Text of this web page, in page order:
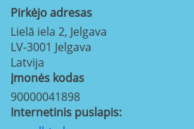
Pirkėjo adresas
Lielā iela 2, Jelgava
LV-3001 Jelgava
Latvija
Įmonės kodas
90000041898
Internetinis puslapis: